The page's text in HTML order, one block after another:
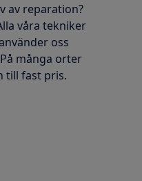
av reparation?
våra tekniker
oss
många orter
till fast pris.